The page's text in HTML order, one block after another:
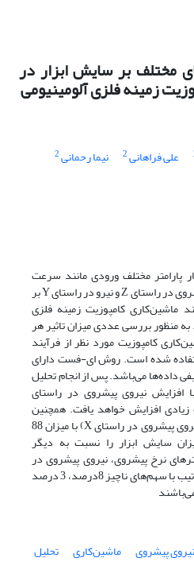
مختلف بر سایش ابزار در
زمینه فلزی آلومینیومی
علی فراهانی2 نیما رحمانی2
پارامتر مختلف ورودی مانند سرعت
در راستایZو نیرو در راستایYبر
ماشین‌کاری کامپوزیت‌ زمینه فلزی
منظور بررسی عددی میزان تاثیر هر
کامپوزیت مورد نظر از فرآیند
شده است. روش ای-فست دارای
داده‌ها می‌باشد. پس از انجام تحلیل
نیروی پیشروی در راستای
افزایش خواهد یافت. همچنین
پیشروی در راستایX ) با میزان 88
سایش ابزار را نسبت به دیگر
نرخ پیشروی، نیروی پیشروی در
و سرعت برشی به ترتیب با سهم‌های ناچیز 8درصد، 3 درصد
نیروی پیشروی ماشین‌کاری تحلیل